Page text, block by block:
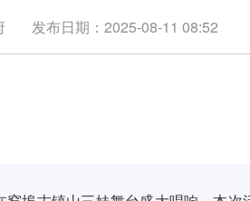
发布日期：2025-08-11 08:52